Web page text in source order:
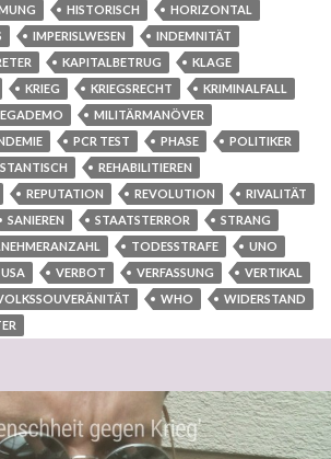
HISTORISCH
HORIZONTAL
IMPERISLWESEN
INDEMNITÄT
KAPITALBETRUG
KLAGE
KRIEG KRIEGSRECHT
KRIMINALFALL
MILITÄRMANÖVER
PCR TEST PHASE
POLITIKER
REHABILITIEREN
REPUTATION REVOLUTION
RIVALITÄT
SANIEREN STAATSTERROR
STRANG
TODESSTRAFE
UNO
USA VERBOT VERFASSUNG
VERTIKAL
WHO
WIDERSTAND